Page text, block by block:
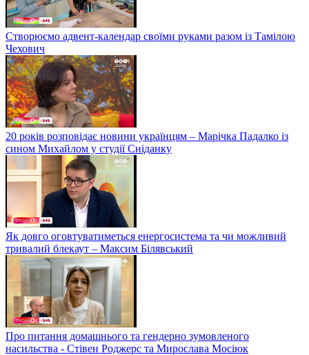
Створюємо адвент-календар своїми руками разом із Тамілою
Чехович
20 років розповідає новини українцям – Марічка Падалко із
сином Михайлом у студії Сніданку
Як довго оговтуватиметься енергосистема та чи можливий
тривалий блекаут – Максим Білявський
Про питання домашнього та гендерно зумовленого
насильства - Стівен Роджерс та Мирослава Мосіюк